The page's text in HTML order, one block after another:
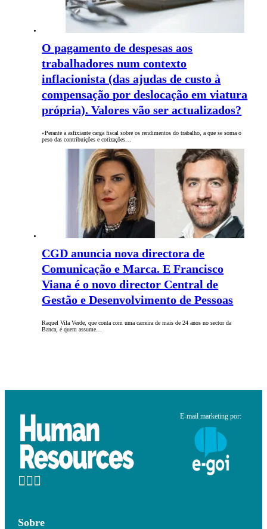
O pagamento de despesas aos
trabalhadores num contexto
inflacionista (das ajudas de custo à
compensação por deslocação em viatura
própria). Valores vão ser actualizados?
«Perante a asfixiante carga fiscal sobre os rendimentos do trabalho, a que se soma o
peso das contribuições e cotizações…
CGD anuncia nova directora de
Comunicação e Marca. E Francisco
Viana é o novo director Central de
Gestão e Desenvolvimento de Pessoas
Raquel Vila Verde, que conta com uma carreira de mais de 24 anos no sector da
Banca, é quem assume…
E-mail marketing por:
Sobre